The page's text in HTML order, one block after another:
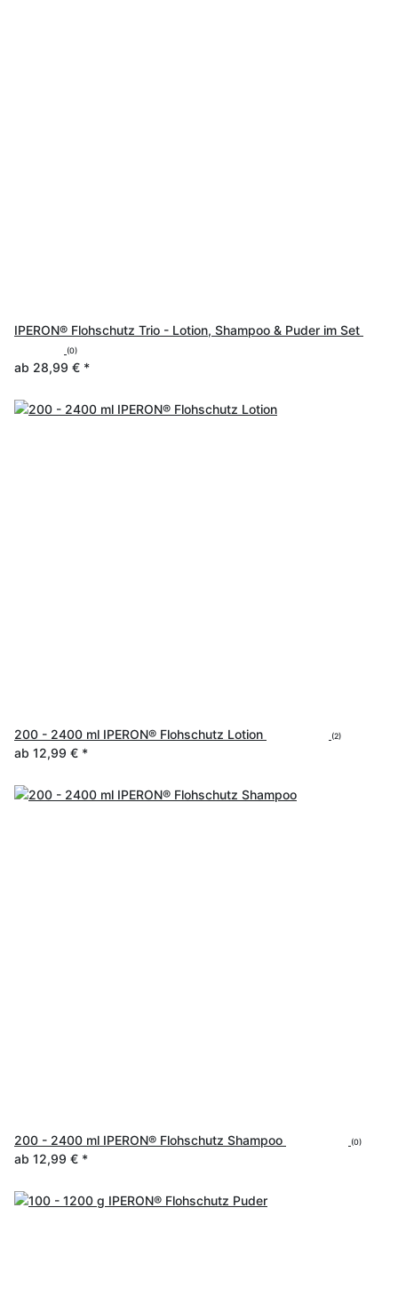
IPERON® Flohschutz Trio - Lotion, Shampoo & Puder im Set
(0)
ab 28,99 € *
200 - 2400 ml IPERON® Flohschutz Lotion (2)
ab 12,99 € *
200 - 2400 ml IPERON® Flohschutz Shampoo (0)
ab 12,99 € *